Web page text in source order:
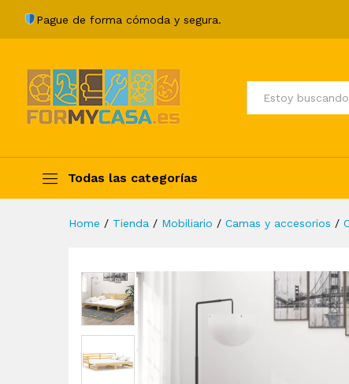
Pague de forma cómoda y segura.
Todos
Todas las categorías
Home / Tienda / Mobiliario / Camas y accesorios /
Description Specification